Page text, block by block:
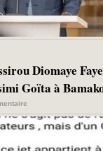
Diomaye
Goïta à